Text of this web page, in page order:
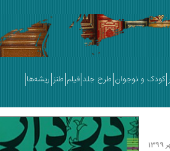
کودک و نوجوان طرح جلد فیلم طنز ریشه‌ها